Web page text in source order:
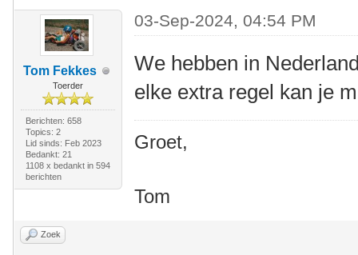
Tom Fekkes
Toerder
Berichten: 658
Topics: 2
Lid sinds: Feb 2023
Bedankt: 21
1108 x bedankt in 594
berichten
03-Sep-2024, 04:54 PM
We hebben in
elke extra regel kan je
Groet,
Tom
Zoek